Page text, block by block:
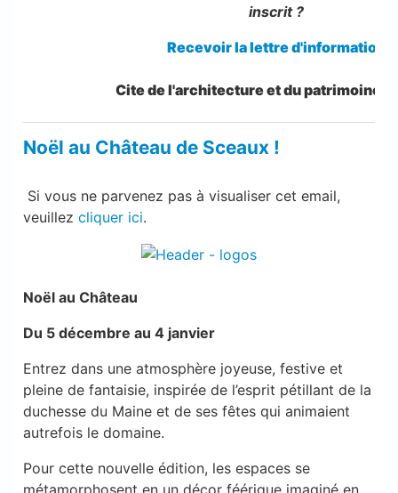
inscrit ?
Recevoir la lettre d'information
Cite de l'architecture et du patrimoine
Noël au Château de Sceaux !
Si vous ne parvenez pas à visualiser cet email,
veuillez cliquer ici.
Noël au Château
Du 5 décembre au 4 janvier
Entrez dans une atmosphère joyeuse, festive et
pleine de fantaisie, inspirée de l’esprit pétillant de la
duchesse du Maine et de ses fêtes qui animaient
autrefois le domaine.
Pour cette nouvelle édition, les espaces se
métamorphosent en un décor féérique imaginé en